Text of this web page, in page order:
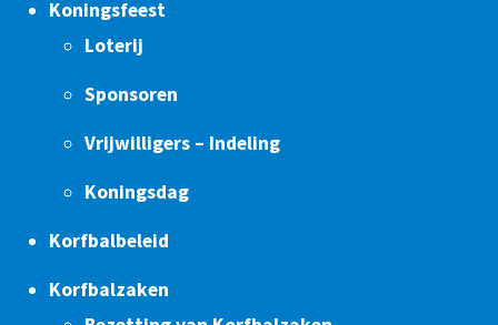
Koningsfeest
Loterij
Sponsoren
Vrijwilligers – Indeling
Koningsdag
Korfbalbeleid
Korfbalzaken